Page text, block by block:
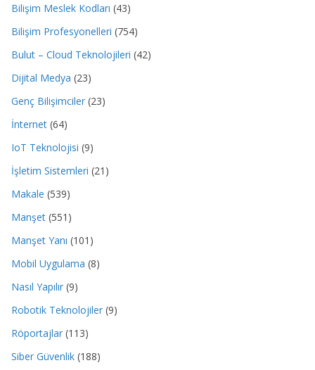
Bilişim Meslek Kodları (43)
Bilişim Profesyonelleri (754)
Bulut – Cloud Teknolojileri (42)
Dijital Medya (23)
Genç Bilişimciler (23)
İnternet (64)
IoT Teknolojisi (9)
İşletim Sistemleri (21)
Makale (539)
Manşet (551)
Manşet Yanı (101)
Mobil Uygulama (8)
Nasıl Yapılır (9)
Robotik Teknolojiler (9)
Röportajlar (113)
Siber Güvenlik (188)